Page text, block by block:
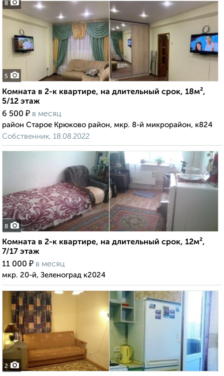
8
5
Комната в 2-к квартире, на длительный срок, 18м²,
5/12 этаж
6 500 ₽ в месяц
район Старое Крюково район, мкр. 8-й микрорайон, к824
Собственник, 18.08.2022
8
Комната в 2-к квартире, на длительный срок, 12м²,
7/17 этаж
11 000 ₽ в месяц
мкр. 20-й, Зеленоград к2024
2